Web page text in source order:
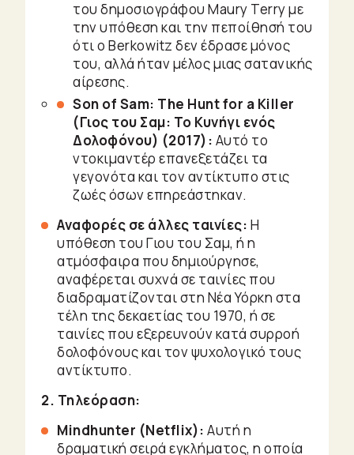
του δημοσιογράφου Maury Terry με
την υπόθεση και την πεποίθησή του
ότι ο Berkowitz δεν έδρασε μόνος
του, αλλά ήταν μέλος μιας σατανικής
αίρεσης.
Son of Sam: The Hunt for a Killer
(Γιος του Σαμ: Το Κυνήγι ενός
Δολοφόνου) (2017): Αυτό το
ντοκιμαντέρ επανεξετάζει τα
γεγονότα και τον αντίκτυπο στις
ζωές όσων επηρεάστηκαν.
Αναφορές σε άλλες ταινίες: Η
υπόθεση του Γιου του Σαμ, ή η
ατμόσφαιρα που δημιούργησε,
αναφέρεται συχνά σε ταινίες που
διαδραματίζονται στη Νέα Υόρκη στα
τέλη της δεκαετίας του 1970, ή σε
ταινίες που εξερευνούν κατά συρροή
δολοφόνους και τον ψυχολογικό τους
αντίκτυπο.
2. Τηλεόραση:
Mindhunter (Netflix): Αυτή η
δραματική σειρά εγκλήματος, η οποία